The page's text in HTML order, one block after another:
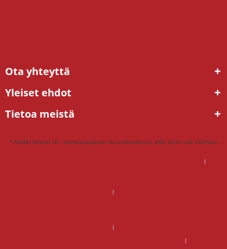
Ota yhteyttä
Yleiset ehdot
Tietoa meistä
* Kaikki hinnat sis. voimassaolevan arvonlisäveron, ellei toisin ole mainittu